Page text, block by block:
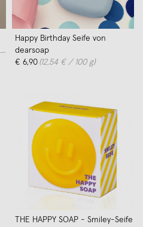
Happy Birthday Seife von
dearsoap
€ 6,90 (12,54 € / 100 g)
THE HAPPY SOAP - Smiley-Seife